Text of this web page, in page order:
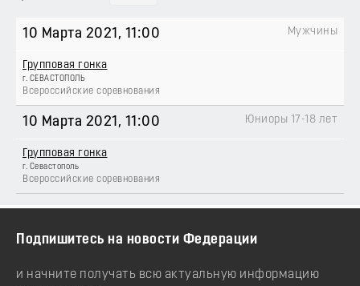
10 Марта 2021, 11:00
Групповая гонка
г. СЕВАСТОПОЛЬ
Всероссийские соревнования
Мужчины
10 Марта 2021, 11:00
Групповая гонка
г. Севастополь
Всероссийские соревнования
Юниоры 17-18 лет
Подпишитесь на новости Федерации
и начните получать всю актуальную информацию